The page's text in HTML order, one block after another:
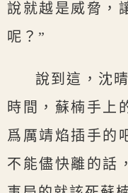
說就越是威脅，
呢？”
說到這，沈
時間，蘇楠手上
爲厲靖焰插手的
不能儘快離的話